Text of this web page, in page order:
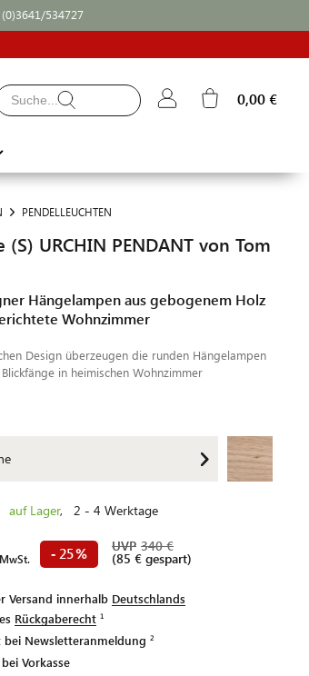
534727
0,00 €
PENDELLEUCHTEN
(S) URCHIN PENDANT von Tom
Hängelampen aus gebogenem Holz
Wohnzimmer
Design überzeugen die runden Hängelampen
in heimischen Wohnzimmer
auf Lager, 2 - 4 Werktage
- 25%
UVP 340 €
(85 € gespart)
Versand innerhalb Deutschlands
Rückgaberecht
bei Newsletteranmeldung
Vorkasse